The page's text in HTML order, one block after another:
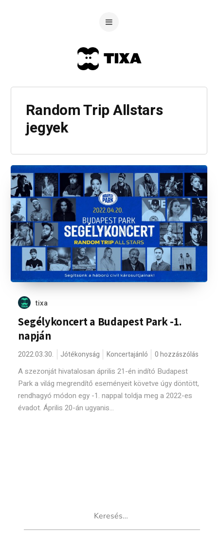
Random Trip Allstars
jegyek
tixa
Segélykoncert a Budapest Park -1.
napján
2022.03.30. Jótékonyság Koncertajánló 0 hozzászólás
A szezonját hivatalosan április 21-én indító Budapest
Park a világ megrendítő eseményeit követve úgy döntött,
rendhagyó módon egy -1. nappal toldja meg a 2022-es
évadot. Április 20-án ugyanis...